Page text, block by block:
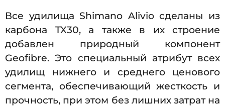
Все удилища Shimano Alivio сделаны из
карбона TX30, а также в их строение
добавлен природный компонент
Geofibre. Это специальный атрибут всех
удилищ нижнего и среднего ценового
сегмента, обеспечивающий жесткость и
прочность, при этом без лишних затрат на